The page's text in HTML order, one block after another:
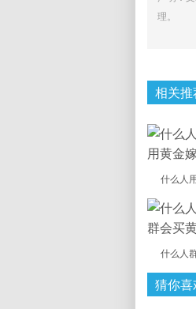
理。
相关推
什么人
什么人
猜你喜